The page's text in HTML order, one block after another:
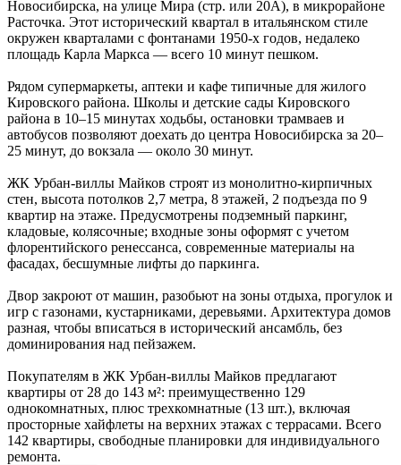
Новосибирска, на улице Мира (стр. или 20А), в микрорайоне
Расточка. Этот исторический квартал в итальянском стиле
окружен кварталами с фонтанами 1950-х годов, недалеко
площадь Карла Маркса — всего 10 минут пешком.
Рядом супермаркеты, аптеки и кафе типичные для жилого
Кировского района. Школы и детские сады Кировского
района в 10–15 минутах ходьбы, остановки трамваев и
автобусов позволяют доехать до центра Новосибирска за 20–
25 минут, до вокзала — около 30 минут.
ЖК Урбан-виллы Майков строят из монолитно-кирпичных
стен, высота потолков 2,7 метра, 8 этажей, 2 подъезда по 9
квартир на этаже. Предусмотрены подземный паркинг,
кладовые, колясочные; входные зоны оформят с учетом
флорентийского ренессанса, современные материалы на
фасадах, бесшумные лифты до паркинга.
Двор закроют от машин, разобьют на зоны отдыха, прогулок и
игр с газонами, кустарниками, деревьями. Архитектура домов
разная, чтобы вписаться в исторический ансамбль, без
доминирования над пейзажем.
Покупателям в ЖК Урбан-виллы Майков предлагают
квартиры от 28 до 143 м²: преимущественно 129
однокомнатных, плюс трехкомнатные (13 шт.), включая
просторные хайфлеты на верхних этажах с террасами. Всего
142 квартиры, свободные планировки для индивидуального
ремонта.